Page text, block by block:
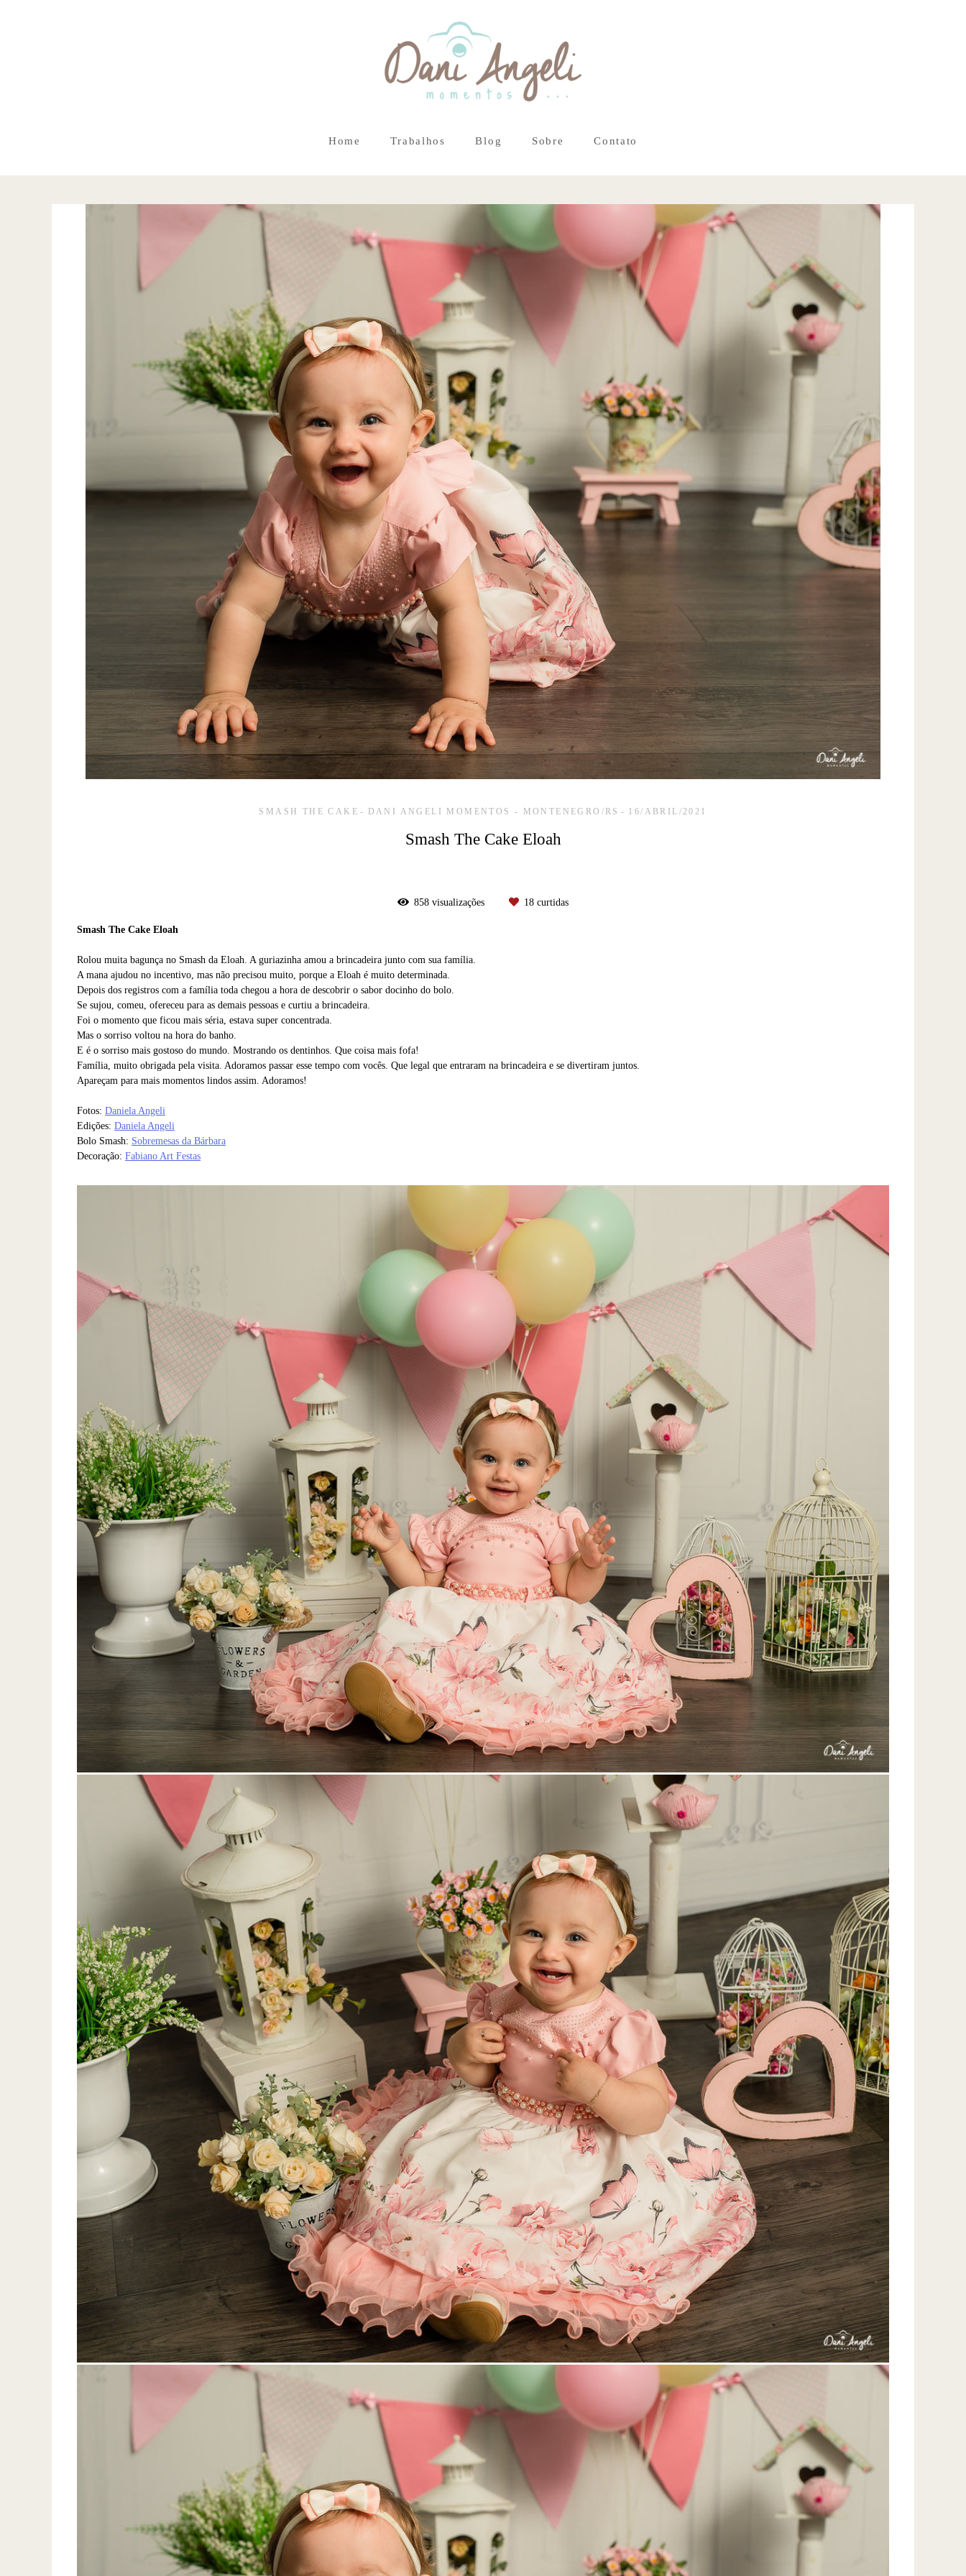
Home Trabalhos Blog Sobre Contato
SMASH THE CAKE DANI ANGELI MOMENTOS - MONTENEGRO/RS 16/ABRIL/2021
Smash The Cake Eloah
858 visualizações 18 curtidas
Smash The Cake Eloah
Rolou muita bagunça no Smash da Eloah. A guriazinha amou a brincadeira junto com sua família.
A mana ajudou no incentivo, mas não precisou muito, porque a Eloah é muito determinada.
Depois dos registros com a família toda chegou a hora de descobrir o sabor docinho do bolo.
Se sujou, comeu, ofereceu para as demais pessoas e curtiu a brincadeira.
Foi o momento que ficou mais séria, estava super concentrada.
Mas o sorriso voltou na hora do banho.
E é o sorriso mais gostoso do mundo. Mostrando os dentinhos. Que coisa mais fofa!
Família, muito obrigada pela visita. Adoramos passar esse tempo com vocês. Que legal que entraram na brincadeira e se divertiram juntos.
Apareçam para mais momentos lindos assim. Adoramos!
Fotos: Daniela Angeli
Edições: Daniela Angeli
Bolo Smash: Sobremesas da Bárbara
Decoração: Fabiano Art Festas